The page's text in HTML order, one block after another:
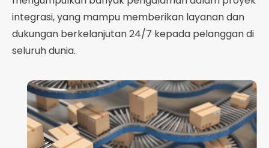
integrasi, yang mampu memberikan layanan dan
dukungan berkelanjutan 24/7 kepada pelanggan di
seluruh dunia.